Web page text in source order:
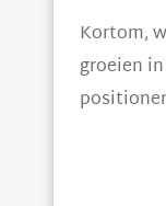
Kortom,
groeien